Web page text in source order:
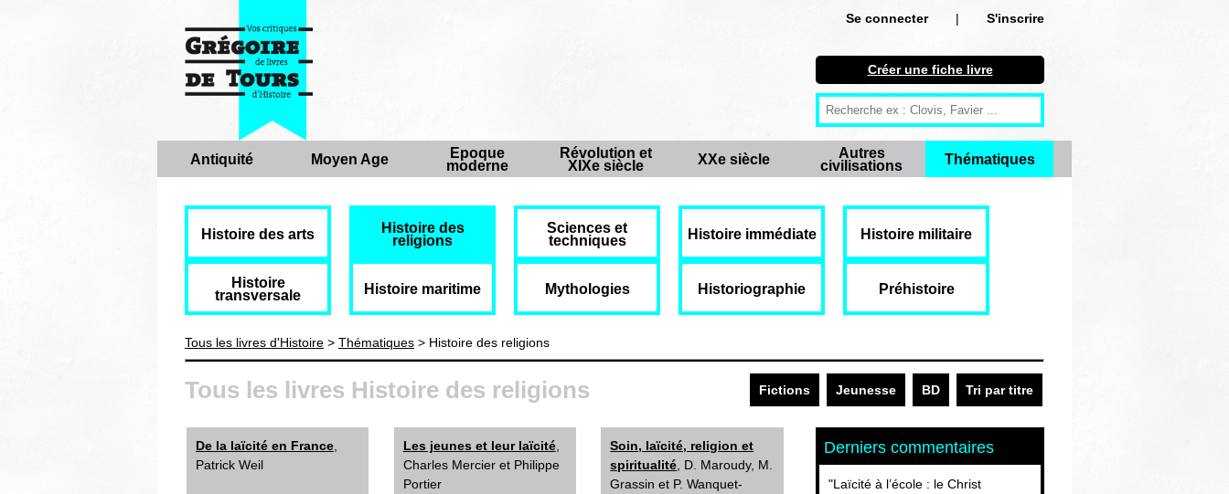
Se connecter |
S'inscrire
S'inscrire
Créer une fiche livre
Antiquité
Moyen Age
Révolution et XIXe siècle
Thématiques
Créer une fiche livre
Antiquité Moyen Age
Epoque
moderne
Révolution et
XIXe siècle
XXe siècle
Autres
civilisations
Thématiques
Histoire des arts
Histoire des
religions
Sciences et
techniques
Histoire immédiate Histoire militaire
Histoire
transversale
Histoire maritime Mythologies Historiographie Préhistoire
Tous les livres d'Histoire > Thématiques > Histoire des religions
Fictions Jeunesse BD Tri par titre
Tous les livres Histoire des religions
De la laïcité en France
Patrick Weil
Les jeunes et leur laïcité,
Charles Mercier et Philippe
Portier
Soin, laïcité, religion et
spiritualité , D. Maroudy, M.
Grassin et P. Wanquet-
Derniers commentaires
"Laïcité à l’école : le Christ